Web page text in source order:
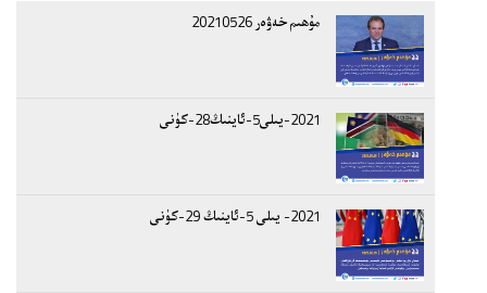
مۇھىم خەۋەر 20210526
2021-يىلى5-ئاينىڭ28-كۈنى
2021- يىلى 5-ئاينىڭ 29-كۈنى